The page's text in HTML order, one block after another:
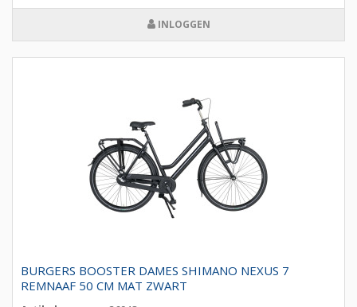
INLOGGEN
BURGERS BOOSTER DAMES SHIMANO NEXUS 7
REMNAAF 50 CM MAT ZWART